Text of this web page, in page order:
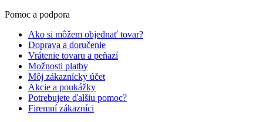
Pomoc a podpora
Ako si môžem objednať tovar?
Doprava a doručenie
Vrátenie tovaru a peňazí
Možnosti platby
Môj zákaznícky účet
Akcie a poukážky
Potrebujete ďalšiu pomoc?
Firemní zákazníci